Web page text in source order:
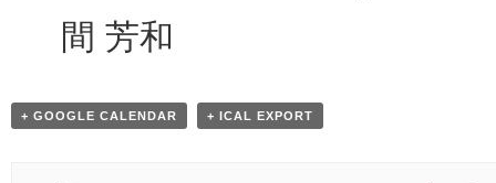
間 芳和
+ GOOGLE CALENDAR + ICAL EXPORT